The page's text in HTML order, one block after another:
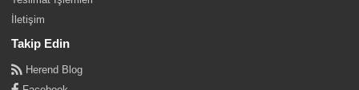
İletişim
Takip Edin
Herend Blog